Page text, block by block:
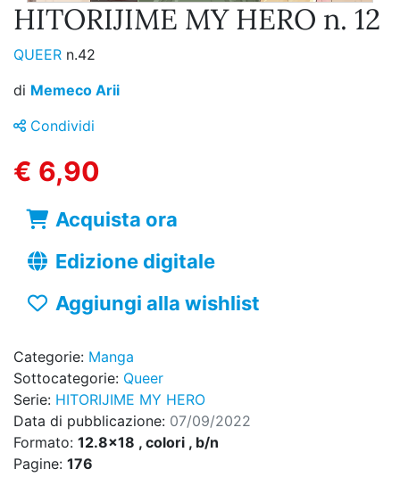
HITORIJIME MY HERO n. 12
QUEER n.42
di Memeco Arii
Condividi
€ 6,90
Acquista ora
Edizione digitale
Aggiungi alla wishlist
Categorie: Manga
Sottocategorie: Queer
Serie: HITORIJIME MY HERO
Data di pubblicazione: 07/09/2022
Formato: 12.8x18 , colori , b/n
Pagine: 176